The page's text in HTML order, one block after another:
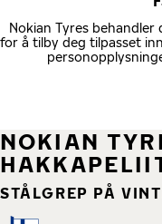
Nokian Tyres
for å tilby deg tilpasset
NOKIAN
STÅLGREP PÅ